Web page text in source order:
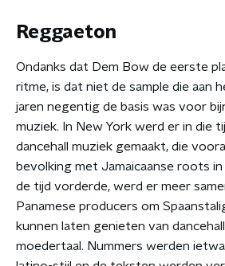
Reggaeton
Ondanks dat Dem Bow de eerste
ritme, is dat niet de sample die aan
jaren negentig de basis was voor
muziek. In New York werd er in die
dancehall muziek gemaakt, die
bevolking met Jamaicaanse roots
de tijd vorderde, werd er meer
Panamese producers om
kunnen laten genieten van
moedertaal. Nummers werden